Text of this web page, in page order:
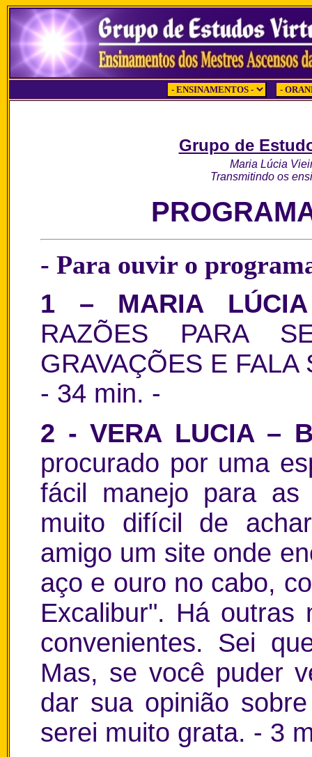
Grupo de
Maria Lúcia
Transmitindo os
- Para ouvir o
1 – MARIA
RAZÕES PARA
GRAVAÇÕES E
- 34 min. -
2 - VERA LUCIA –
procurado por uma
fácil manejo para as
muito difícil de
amigo um site onde
aço e ouro no cabo,
Excalibur". Há
convenientes. Sei
Mas, se você puder
dar sua opinião
serei muito grata. - 3